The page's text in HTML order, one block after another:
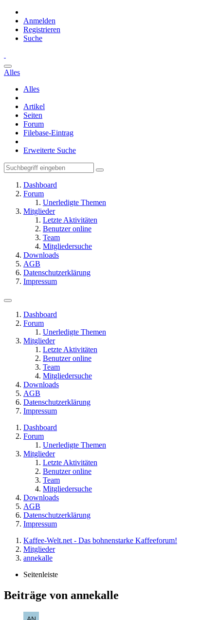
Anmelden
Registrieren
Suche
Alles
Alles
Artikel
Seiten
Forum
Filebase-Eintrag
Erweiterte Suche
Dashboard
Forum
Unerledigte Themen
Mitglieder
Letzte Aktivitäten
Benutzer online
Team
Mitgliedersuche
Downloads
AGB
Datenschutzerklärung
Impressum
Dashboard
Forum
Unerledigte Themen
Mitglieder
Letzte Aktivitäten
Benutzer online
Team
Mitgliedersuche
Downloads
AGB
Datenschutzerklärung
Impressum
Dashboard
Forum
Unerledigte Themen
Mitglieder
Letzte Aktivitäten
Benutzer online
Team
Mitgliedersuche
Downloads
AGB
Datenschutzerklärung
Impressum
Kaffee-Welt.net - Das bohnenstarke Kaffeeforum!
Mitglieder
annekalle
Seitenleiste
Beiträge von annekalle